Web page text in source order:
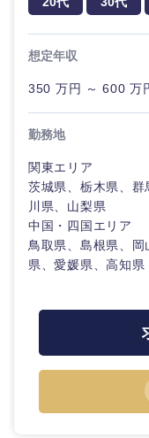
技術職
ビス・制
ム
技術職
くり）
金融専門
職
メ
メディカル
不動産専門職
建設・施工管理
事務職
その他
IT・通信
WEBサービス
コンサル・
広告・宣伝・
マスメディア
エンターテイ
法律・特許
人材・アウ
石川県
山梨県
東海地方
岐阜県
愛知県
完全週休2
想定年収
350 万円 ～ 600 万
勤務地
関東エリア
茨城県、栃木県、
川県、山梨県
中国・四国エリア
鳥取県、島根県、岡
県、愛媛県、高知県